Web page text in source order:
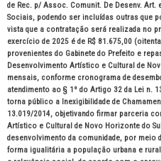
de Rec. p/ Assoc. Comunit. De Desenv. Art.
Sociais, podendo ser incluídas outras que
vista que a contratação será realizada no
exercício de 2025 é de R$ 81.675,00
provenientes do Gabinete do Prefeito e
Desenvolvimento Artístico e Cultural de
mensais, conforme cronograma de
atendimento ao § 1º do Artigo 32 da Lei n.
torna público a Inexigibilidade de
13.019/2014, objetivando firmar parceria
Artístico e Cultural de Novo Horizonte do
desenvolvimento da comunidade, por
forma igualitária a população urbana e